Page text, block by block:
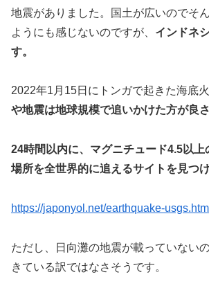
地震がありました。国土が広いのでそ
ようにも感じないのですが、 インドネ
す。
2022年1月15日にトンガで起きた海底火
や地震は地球規模で追いかけた方が良さ
24時間以内に、マグニチュード4.5以上
場所を全世界的に追えるサイトを見つけ
https://japonyol.net/earthquake-usgs.html
ただし、日向灘の地震が載っていない
きている訳ではなさそうです。